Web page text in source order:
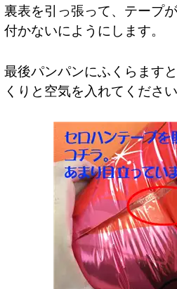
裏表を引っ張って、テープ
付かないにようにします。
最後パンパンにふくらます
くりと空気を入れてください